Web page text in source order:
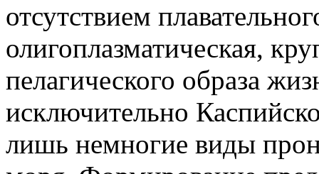
отсутствием
олигоплазматическая,
пелагического образа
исключительно
лишь немногие виды